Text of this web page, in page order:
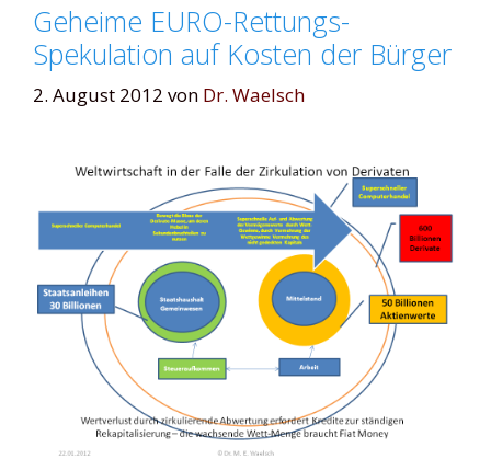
Geheime EURO-Rettungs-
Spekulation auf Kosten der Bürger
2. August 2012 von Dr. Waelsch